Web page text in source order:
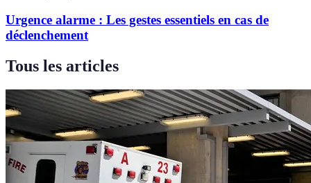
Urgence alarme : Les gestes essentiels en cas de
déclenchement
Tous les articles